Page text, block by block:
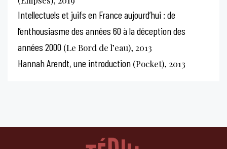
Intellectuels et juifs en France aujourd’hui : de
l’enthousiasme des années 60 à la déception des
années 2000 (Le Bord de l’eau), 2013
Hannah Arendt, une introduction (Pocket), 2013